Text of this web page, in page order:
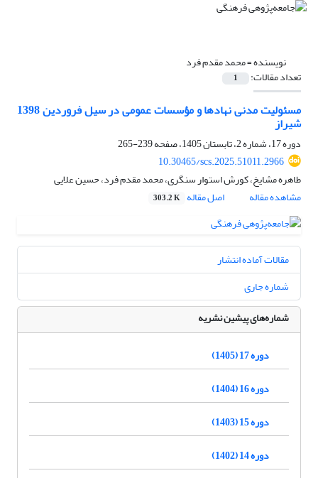
نویسنده =محمد مقدم فرد
تعداد مقالات: 1
مسئولیت مدنی نهادها و مؤسسات عمومی در سیل فروردین 1398
شیراز
دوره 17، شماره 2، تابستان 1405، صفحه
239-265
10.30465/scs.2025.51011.2966
طاهره مشایخ، کورش استوار سنگری، محمد مقدم فرد، حسین علایی
مشاهده مقاله
اصل مقاله 303.2 K
مقالات آماده انتشار
شماره جاری
شماره‌های پیشین نشریه
دوره 17 (1405)
دوره 16 (1404)
دوره 15 (1403)
دوره 14 (1402)